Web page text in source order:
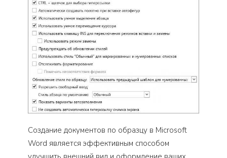
Создание документов по образцу в Microsoft
Word является эффективным способом